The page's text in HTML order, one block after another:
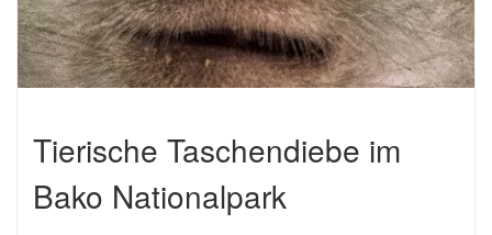
Tierische Taschendiebe im
Bako Nationalpark